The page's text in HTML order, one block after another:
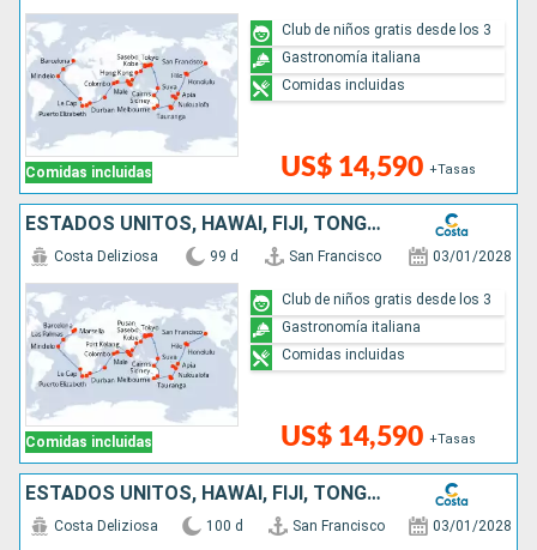
Comidas incluidas US$ 14,590 +Tasas
Club de niños gratis desde los 3
Gastronomía italiana
Comidas incluidas
ESTADOS UNITOS, HAWÁI, FIJI, TONGA, NUEVA ZELANDA, AUSTRALIA, JAPÓN, COREA DEL SUR, TAIWÁN, CHINA, SINGAPUR, MALASIA, TAILANDIA, SRI LANKA, SUDÁFRICA
Comidas incluidas
Costa Deliziosa 99 d San Francisco 03/01/2028
US$ 14,590 +Tasas
Club de niños gratis desde los 3
Gastronomía italiana
Comidas incluidas
ESTADOS UNITOS, HAWÁI, FIJI, TONGA, NUEVA ZELANDA, AUSTRALIA, JAPÓN, COREA DEL SUR, TAIWÁN, CHINA, SINGAPUR, MALASIA, TAILANDIA, SRI LANKA, SUDÁFRICA
Costa Deliziosa 100 d San Francisco 03/01/2028